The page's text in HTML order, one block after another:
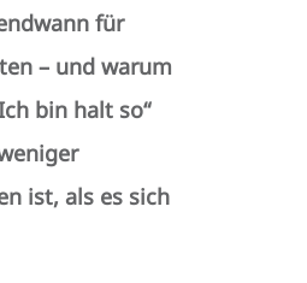
für
– und warum
bin halt so“
ist, als es sich